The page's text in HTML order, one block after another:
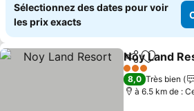
Sélectionnez des dates pour voir
les prix exacts
PartagerAjouter
Noy Land
3 Étoiles
8,0 Très bien
à 6.5 km de :